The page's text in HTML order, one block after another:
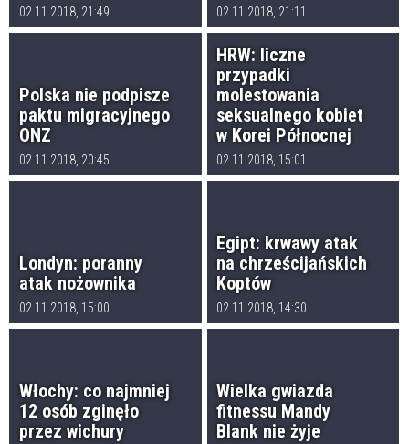
02.11.2018, 21:49 02.11.2018, 21:11
Polska nie podpisze
paktu migracyjnego
ONZ
02.11.2018, 20:45
HRW: liczne
przypadki
molestowania
seksualnego kobiet
w Korei Północnej
02.11.2018, 15:01
Londyn: poranny
atak nożownika
02.11.2018, 15:00
Egipt: krwawy atak
na chrześcijańskich
Koptów
02.11.2018, 14:30
Włochy: co najmniej
12 osób zginęło
przez wichury
Wielka gwiazda
fitnessu Mandy
Blank nie żyje